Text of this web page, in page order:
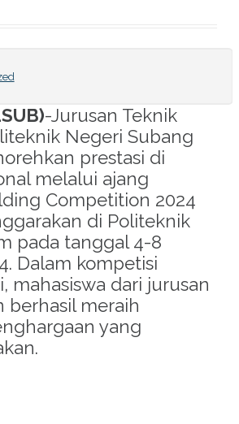
-Jurusan Teknik
Negeri Subang
prestasi di
melalui ajang
Competition 2024
di Politeknik
pada tanggal 4-8
Dalam kompetisi
mahasiswa dari jurusan
berhasil meraih
yang